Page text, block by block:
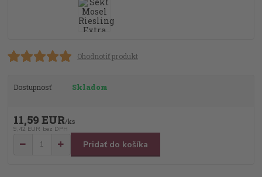
Ohodnotiť produkt
Dostupnosť Skladom
11,59 EUR/ks
9,42 EUR bez DPH
Pridať do košíka